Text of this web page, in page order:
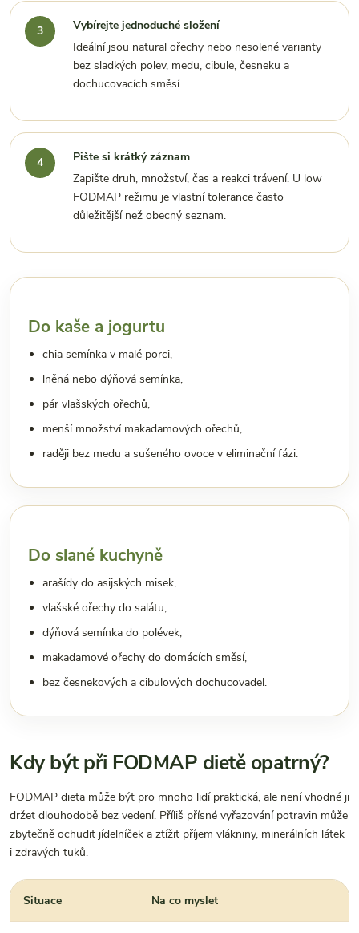
Vybírejte jednoduché složení
Ideální jsou natural ořechy nebo nesolené varianty
bez sladkých polev, medu, cibule, česneku a
dochucovacích směsí.
Pište si krátký záznam
Zapište druh, množství, čas a reakci trávení. U low
FODMAP režimu je vlastní tolerance často
důležitější než obecný seznam.
Do kaše a jogurtu
chia semínka v malé porci,
lněná nebo dýňová semínka,
pár vlašských ořechů,
menší množství makadamových ořechů,
raději bez medu a sušeného ovoce v eliminační fázi.
Do slané kuchyně
arašídy do asijských misek,
vlašské ořechy do salátu,
dýňová semínka do polévek,
makadamové ořechy do domácích směsí,
bez česnekových a cibulových dochucovadel.
Kdy být při FODMAP dietě opatrný?
FODMAP dieta může být pro mnoho lidí praktická, ale není vhodné ji
držet dlouhodobě bez vedení. Příliš přísné vyřazování potravin může
zbytečně ochudit jídelníček a ztížit příjem vlákniny, minerálních látek
i zdravých tuků.
Situace Na co myslet